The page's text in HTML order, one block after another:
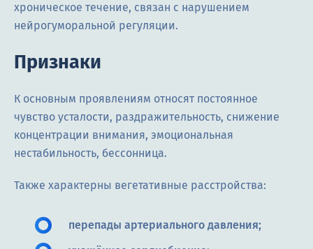
хроническое течение, связан с нарушением
нейрогуморальной регуляции.
Признаки
К основным проявлениям относят постоянное
чувство усталости, раздражительность, снижение
концентрации внимания, эмоциональная
нестабильность, бессонница.
Также характерны вегетативные расстройства:
перепады артериального давления;